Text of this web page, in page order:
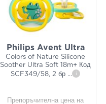
Philips Avent Ultra
Colors of Nature Silicone
Soother Ultra Soft 18m+ Код
SCF349/58, 2 бр ... i
Препоръчителна цена на